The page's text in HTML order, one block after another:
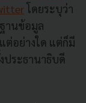
โดยระบุว่า
านข้อมูล
ต่อย่างใด แต่ก็มี
ประธานาธิบดี